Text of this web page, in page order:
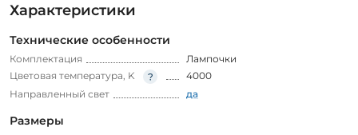
Характеристики
Технические особенности
Комплектация
Лампочки
Цветовая температура, K
4000
Направленный свет
да
Размеры